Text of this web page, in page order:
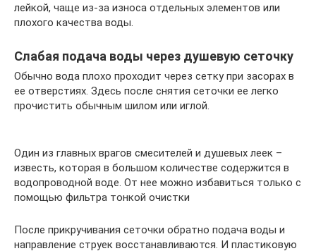
лейкой, чаще из-за износа отдельных элементов или
плохого качества воды.
Слабая подача воды через душевую сеточку
Обычно вода плохо проходит через сетку при засорах в
ее отверстиях. Здесь после снятия сеточки ее легко
прочистить обычным шилом или иглой.
Один из главных врагов смесителей и душевых леек –
известь, которая в большом количестве содержится в
водопроводной воде. От нее можно избавиться только с
помощью фильтра тонкой очистки
После прикручивания сеточки обратно подача воды и
направление струек восстанавливаются. И пластиковую